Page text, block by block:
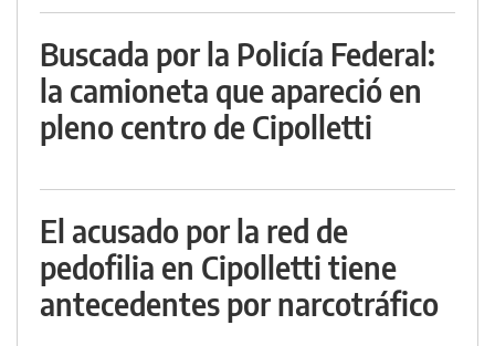
Buscada por la Policía Federal:
la camioneta que apareció en
pleno centro de Cipolletti
El acusado por la red de
pedofilia en Cipolletti tiene
antecedentes por narcotráfico